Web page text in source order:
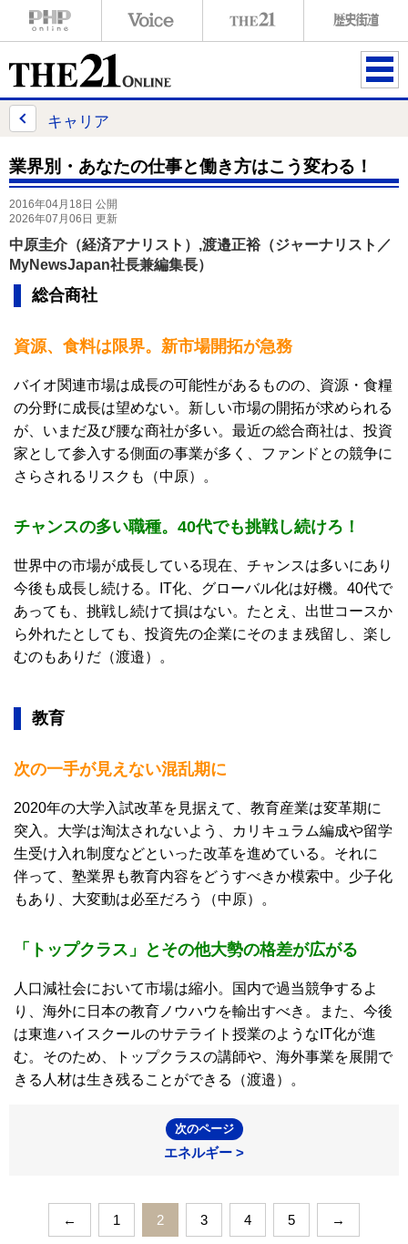
ME
キャリア
業界別・あなたの仕事と働き方はこう変わる！
2016年04月18日 公開
2026年07月06日 更新
中原圭介（経済アナリスト）,渡邉正裕（ジャーナリスト／
MyNewsJapan社長兼編集長）
総合商社
資源、食料は限界。新市場開拓が急務
バイオ関連市場は成長の可能性があるものの、資源・食糧
の分野に成長は望めない。新しい市場の開拓が求められる
が、いまだ及び腰な商社が多い。最近の総合商社は、投資
家として参入する側面の事業が多く、ファンドとの競争に
さらされるリスクも（中原）。
チャンスの多い職種。40代でも挑戦し続けろ！
世界中の市場が成長している現在、チャンスは多いにあり
今後も成長し続ける。IT化、グローバル化は好機。40代で
あっても、挑戦し続けて損はない。たとえ、出世コースか
ら外れたとしても、投資先の企業にそのまま残留し、楽し
むのもありだ（渡邉）。
教育
次の一手が見えない混乱期に
2020年の大学入試改革を見据えて、教育産業は変革期に
突入。大学は淘汰されないよう、カリキュラム編成や留学
生受け入れ制度などといった改革を進めている。それに
伴って、塾業界も教育内容をどうすべきか模索中。少子化
もあり、大変動は必至だろう（中原）。
「トップクラス」とその他大勢の格差が広がる
人口減社会において市場は縮小。国内で過当競争するよ
り、海外に日本の教育ノウハウを輸出すべき。また、今後
は東進ハイスクールのサテライト授業のようなIT化が進
む。そのため、トップクラスの講師や、海外事業を展開で
きる人材は生き残ることができる（渡邉）。
次のページ
エネルギー >
← 1 2 3 4 5 →